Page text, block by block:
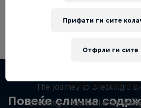
Повеќе слична
The journey to breaking's
2 сезони · 12
The Break
Breaking crew Skill Brat
Отфрли ги сите
Прифати ги сите